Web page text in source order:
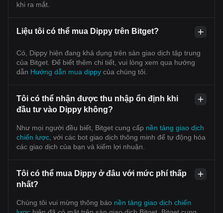
khi ra mắt.
Liệu tôi có thể mua Dippy trên Bitget?
Có, Dippy hiện đang khả dụng trên sàn giao dịch tập trung
của Bitget. Để biết thêm chi tiết, vui lòng xem qua hướng
dẫn Hướng dẫn mua dippy của chúng tôi.
Tôi có thể nhận được thu nhập ổn định khi
đầu tư vào Dippy không?
Như mọi người đều biết, Bitget cung cấp nền tảng giao dịch
chiến lược , với các bot giao dịch thông minh để tự động hóa
các giao dịch của bạn và kiếm lợi nhuận.
Tôi có thể mua Dippy ở đâu với mức phí thấp
nhất?
Chúng tôi vui mừng thông báo nền tảng giao dịch chiến